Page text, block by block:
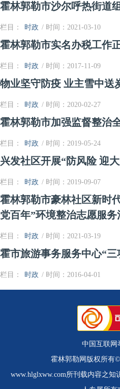
霍林郭勒市沙尔呼热街道
栏目： 时政 / 时间：2021-03-10
霍林郭勒市实名办税工作
栏目： 时政 / 时间：2017-11-09
物业坚守防疫 业主雪中送
栏目： 时政 / 时间：2020-02-27
霍林郭勒市加强监督整治
栏目： 时政 / 时间：2019-05-24
兴发社区开展“防风险 迎
栏目： 时政 / 时间：2019-09-07
霍林郭勒市豪林社区新时
党百年”环境整治志愿服务
栏目： 时政 / 时间：2021-03-19
霍市旅游事务服务中心“
栏目： 时政 / 时间：2016-04-01
中国互联网
霍林郭勒网版权所有
www.hlglxww.com所刊载内容之知